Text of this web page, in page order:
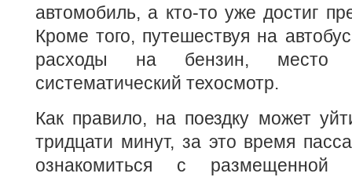
автомобиль, а кто-то уже достиг
Кроме того, путешествуя на
расходы на бензин, место
систематический техосмотр.
Как правило, на поездку может
тридцати минут, за это время
ознакомиться с размещенной